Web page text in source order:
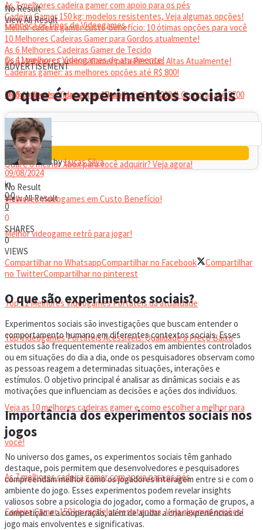
As 7 melhores cadeira gamer com apoio para os pés
Cadeira Gamer 150 kg: modelos resistentes, Veja algumas opções!
Melhor cadeira gamer custo-benefício: 10 ótimas opções para você
10 Melhores Cadeiras Gamer para Gordos atualmente!
As 6 Melhores Cadeiras Gamer de Tecido
As 6 Melhores Cadeiras Gamer para Pessoas Altas Atualmente!
Cadeiras gamer: as melhores opções até R$ 800!
Melhor headset gamer: os 10 melhores em 2024!
No Result
View All Result
Conheça os tipos de Videogames
Os 11 melhores Videogames de atualmente!
Os 5 Melhores Videogames Baratos e Bons para Comprar até 2700
Reais
Qual é o melhor Xbox para você adquirir? Veja agora!
Melhores Videogames em Custo Benefício!
Melhor videogame retrô para jogar!
VIDEOGAMES PORTÁTEIS
Top 12 Melhores Videogames Portáteis da atualidade
Top Videogames Portáteis Acessíveis: Qualidade a Preço Baixo
CADEIRA GAMER
Veja as 10 melhores cadeiras gamer e como escolher a melhor para
você!
As 7 melhores cadeira gamer com apoio para os pés
Cadeira Gamer 150 kg: modelos resistentes, Veja algumas opções!
No Result
View All Result
ADVERTISEMENT
O que é: experimentos sociais
byLucas Silva
09/08/2024
in
00
0
0
SHARES
0
VIEWS
Compartilhar no WhatsappCompartilhar no Facebook
Compartilhar
no TwitterCompartilhar no pinterest
O que são experimentos sociais?
Experimentos sociais são investigações que buscam entender o
comportamento humano em diferentes contextos sociais. Esses
estudos são frequentemente realizados em ambientes controlados
ou em situações do dia a dia, onde os pesquisadores observam como
as pessoas reagem a determinadas situações, interações e
estímulos. O objetivo principal é analisar as dinâmicas sociais e as
motivações que influenciam as decisões e ações dos indivíduos.
Importância dos experimentos sociais nos
jogos
No universo dos games, os experimentos sociais têm ganhado
destaque, pois permitem que desenvolvedores e pesquisadores
compreendam melhor como os jogadores interagem entre si e com o
ambiente do jogo. Esses experimentos podem revelar insights
valiosos sobre a psicologia do jogador, como a formação de grupos, a
competição e a cooperação, além de ajudar a criar experiências de
jogo mais envolventes e significativas.